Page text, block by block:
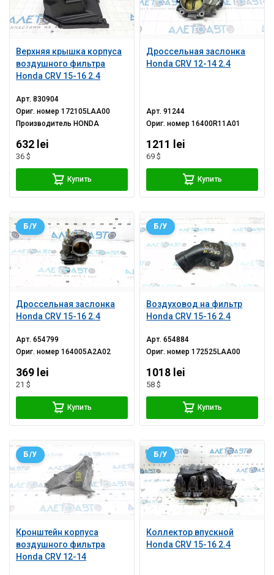
Верхняя крышка корпуса
воздушного фильтра
Honda CRV 15-16 2.4
Арт.830904
Ориг. номер172105LAA00
Производитель HONDA
632 lei
36 $
Купить
Дроссельная заслонка
Honda CRV 12-14 2.4
Арт.91244
Ориг. номер16400R11A01
1211 lei
69 $
Купить
Дроссельная заслонка
Honda CRV 15-16 2.4
Б/У
Арт.654799
Ориг. номер164005A2A02
369 lei
21 $
Купить
Воздуховод на фильтр
Honda CRV 15-16 2.4
Б/У
Арт.654884
Ориг. номер172525LAA00
1018 lei
58 $
Купить
Кронштейн корпуса
воздушного фильтра
Honda CRV 12-14
Б/У
Коллектор впускной
Honda CRV 15-16 2.4
Б/У